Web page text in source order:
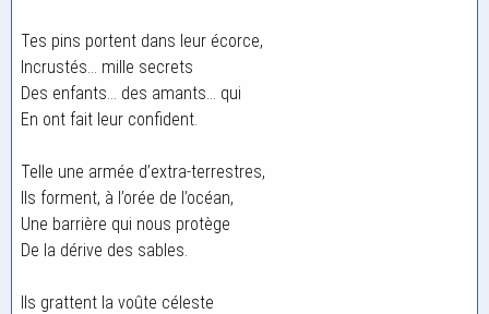
Tes pins portent dans leur écorce,
Incrustés… mille secrets
Des enfants… des amants… qui
En ont fait leur confident.
Telle une armée d’extra-terrestres,
Ils forment, à l’orée de l’océan,
Une barrière qui nous protège
De la dérive des sables.
Ils grattent la voûte céleste